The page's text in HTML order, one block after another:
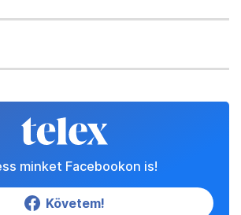
minket Facebookon is!
Követem!